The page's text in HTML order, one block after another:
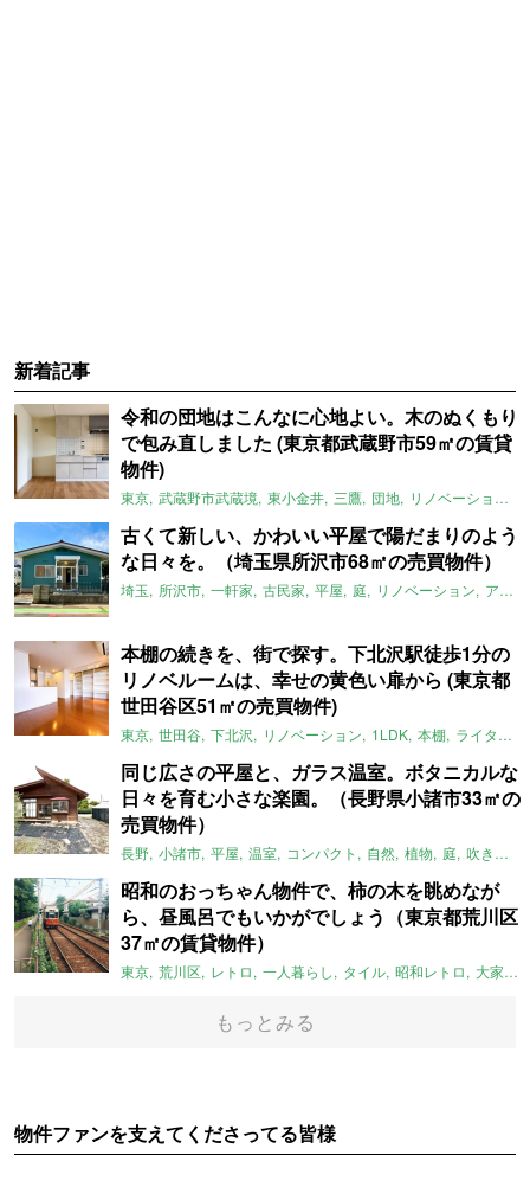
新着記事
令和の団地はこんなに心地よい。木のぬくもり
で包み直しました (東京都武蔵野市59㎡の賃貸
物件)
東京 武蔵野市武蔵境 東小金井 三鷹 団地 リノベーション
古くて新しい、かわいい平屋で陽だまりのよう
な日々を。（埼玉県所沢市68㎡の売買物件）
埼玉 所沢市 一軒家 古民家 平屋 庭 リノベーション アメリカンハウス
本棚の続きを、街で探す。下北沢駅徒歩1分の
リノベルームは、幸せの黄色い扉から (東京都
世田谷区51㎡の売買物件)
東京 世田谷 下北沢 リノベーション 1LDK 本棚 ライター：ほしりょうこ
同じ広さの平屋と、ガラス温室。ボタニカルな
日々を育む小さな楽園。（長野県小諸市33㎡の
売買物件）
長野 小諸市 平屋 温室 コンパクト 自然 植物 庭 吹き抜け
昭和のおっちゃん物件で、柿の木を眺めなが
ら、昼風呂でもいかがでしょう（東京都荒川区
37㎡の賃貸物件）
東京 荒川区 レトロ 一人暮らし タイル 昭和レトロ 大家女子
もっとみる
物件ファンを支えてくださってる皆様